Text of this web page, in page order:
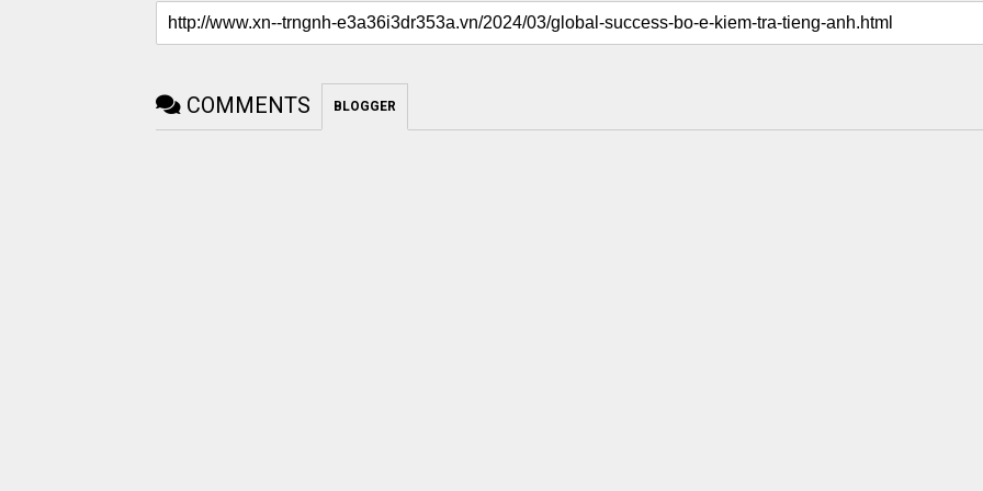
COMMENTS BLOGGER